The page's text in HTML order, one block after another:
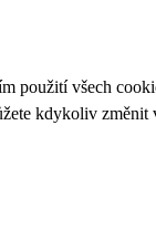
použití všech
kdykoliv změnit